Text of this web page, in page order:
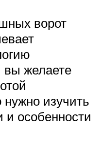
ворот
вы желаете
нужно изучить
и особенности